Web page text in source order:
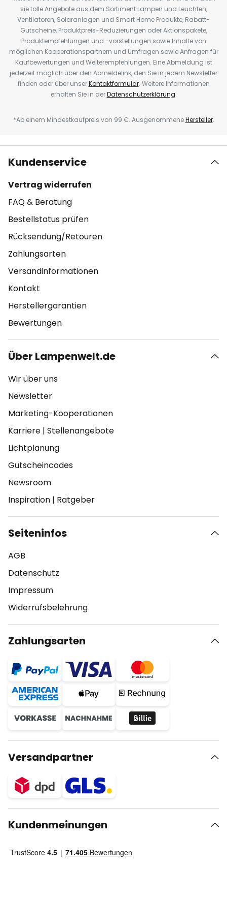
sie tolle Angebote aus dem Sortiment Lampen und Leuchten,
Ventilatoren, Solaranlagen und Smart Home Produkte, Rabatt-
Gutscheine, Produktpreis-Reduzierungen oder Aktionspakete,
Produktempfehlungen und -vorstellungen sowie Inhalte von
möglichen Kooperationspartnern und Umfragen sowie Anfragen für
Kaufbewertungen und Weiterempfehlungen. Eine Abmeldung ist
jederzeit möglich über den Abmeldelink, den Sie in jedem Newsletter
finden oder über unserKontaktformular. Weitere Informationen
erhalten Sie in derDatenschutzerklärung.
*Ab einem Mindestkaufpreis von 99 €. AusgenommeneHersteller.
Kundenservice
Vertrag widerrufen
FAQ & Beratung
Bestellstatus prüfen
Rücksendung/Retouren
Zahlungsarten
Versandinformationen
Kontakt
Herstellergarantien
Bewertungen
Über Lampenwelt.de
Wir über uns
Newsletter
Marketing-Kooperationen
Karriere | Stellenangebote
Lichtplanung
Gutscheincodes
Newsroom
Inspiration | Ratgeber
Seiteninfos
AGB
Datenschutz
Impressum
Widerrufsbelehrung
Zahlungsarten
Versandpartner
Kundenmeinungen